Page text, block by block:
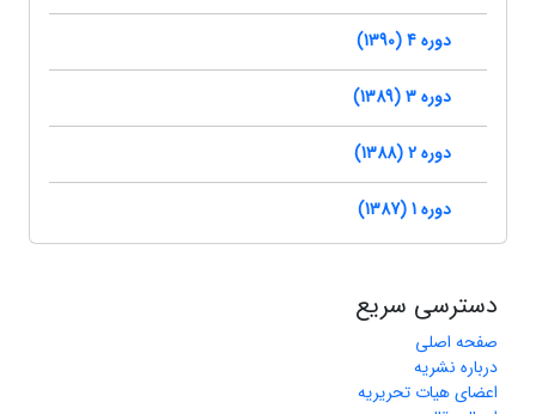
دوره 4 (1390)
دوره 3 (1389)
دوره 2 (1388)
دوره 1 (1387)
دسترسی سریع
صفحه اصلی
درباره نشریه
اعضای هیات تحریریه